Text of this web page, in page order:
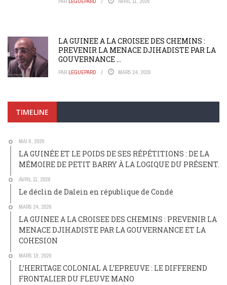
LA GUINEE A LA CROISEE DES CHEMINS :
PREVENIR LA MENACE DJIHADISTE PAR LA
GOUVERNANCE ...
PAR LEGUEPARD MARS 24, 2026
TIMELINE
MAI 6, 2026
LA GUINÉE ET LE POIDS DE SES RÉPÉTITIONS : DE LA
MÉMOIRE DE PETIT BARRY À LA LOGIQUE DU PRÉSENT.
AVRIL 11, 2026
Le déclin de Dalein en république de Condé
MARS 24, 2026
LA GUINEE A LA CROISEE DES CHEMINS : PREVENIR LA
MENACE DJIHADISTE PAR LA GOUVERNANCE ET LA
COHESION
MARS 19, 2026
L’HERITAGE COLONIAL A L’EPREUVE : LE DIFFEREND
FRONTALIER DU FLEUVE MANO